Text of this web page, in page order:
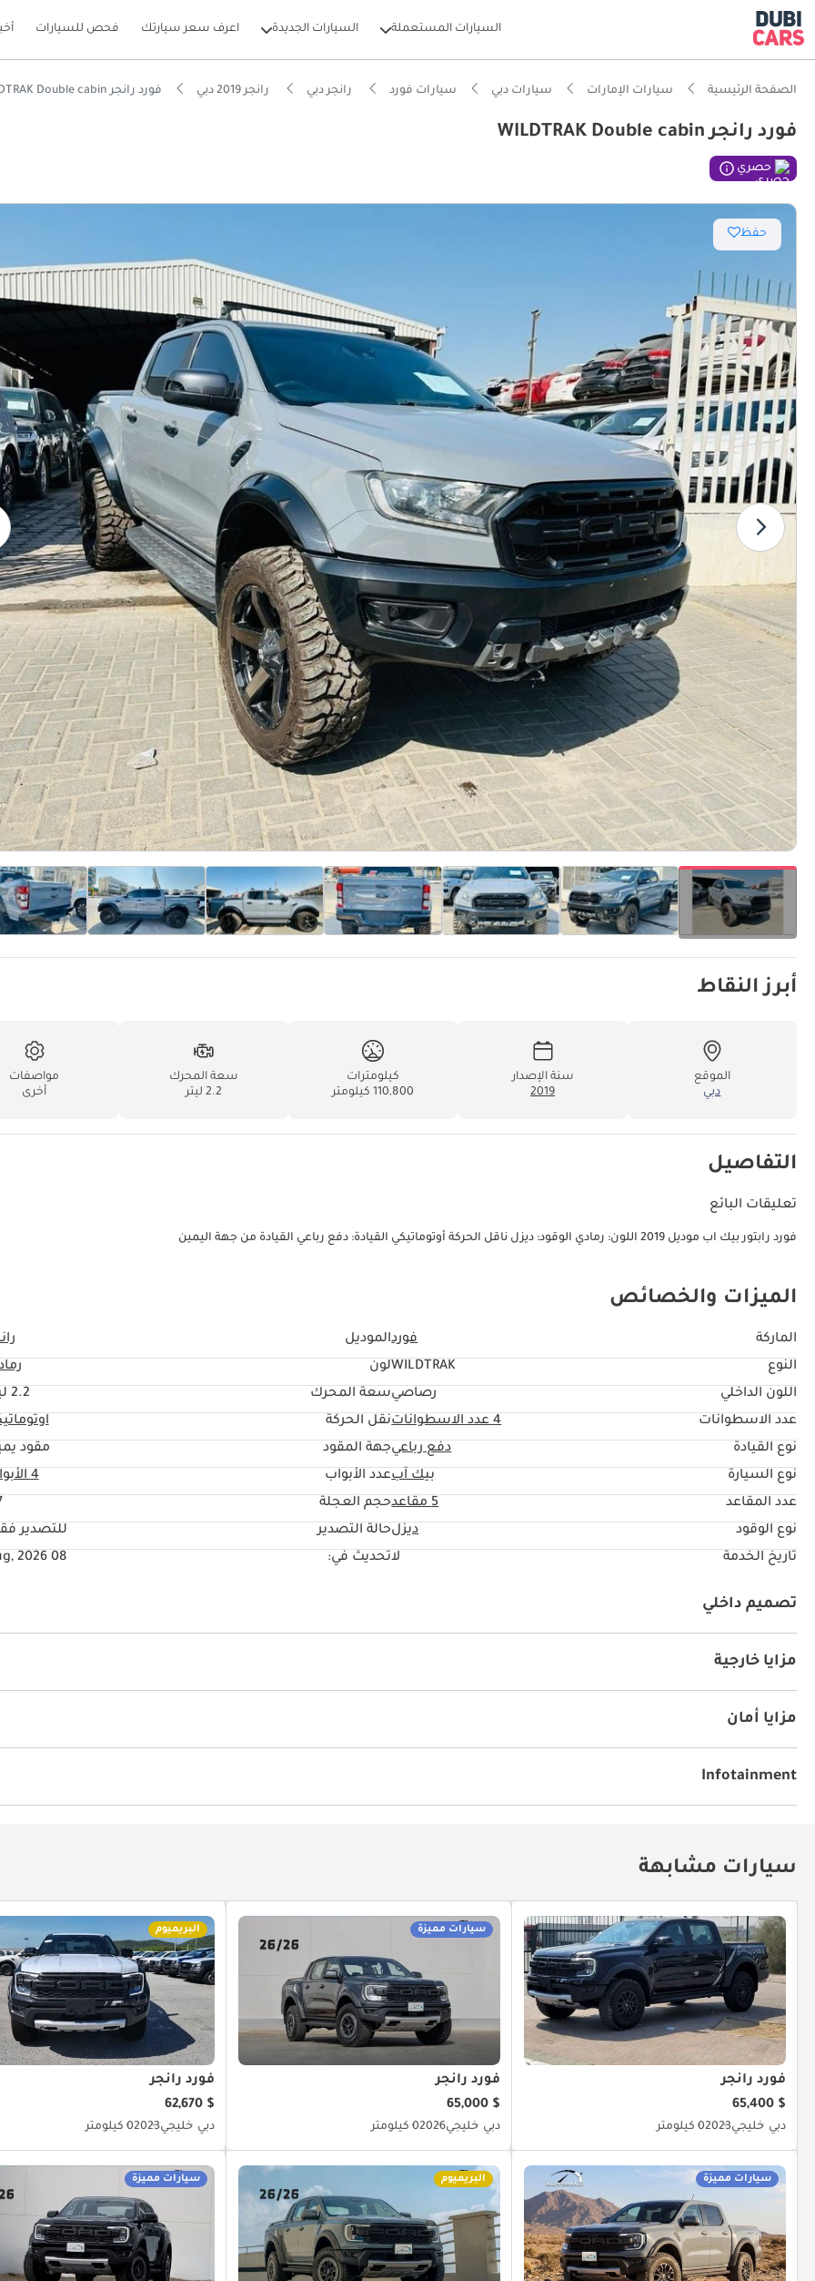
السيارات المستعملة السيارات الجديدة اعرف سعر سيارتك فحص للسيارات
الصفحة الرئيسية سيارات الإمارات سيارات دبي سيارات فورد رانجر دبي رانجر 2019 دبي فورد رانجر WILDTRAK Double cabin
فورد رانجر WILDTRAK Double cabin
حصري
حفظ
أبرز النقاط
الموقع
دبي
سنة الإصدار
2019
كيلومترات
110,800 كيلومتر
سعة المحرك
2.2 ليتر
مواصفات
أخرى
التفاصيل
تعليقات البائع
فورد رابتور بيك اب موديل 2019 اللون: رمادي الوقود: ديزل ناقل الحركة أوتوماتيكي القيادة: دفع رباعي القيادة من جهة اليمين
الميزات والخصائص
الماركة فوردالموديل
النوع
WILDTRAKلون
اللون الداخلي
رصاصيسعة المحرك
2.2 ليتر
عدد الاسطوانات
4عدد الاسطواناتنقل الحركة
نوع القيادة
دفع رباعيجهة المقود
مقود
نوع السيارة
بيك آبعدد الأبواب
4 الأبواب
عدد المقاعد
5 مقاعد حجم العجلة
نوع الوقود
ديزلحالة التصدير
للتصدير
تاريخ الخدمة
لاتحديث في: 08 Aug, 2026
تصميم داخلي
مزايا خارجية
مزايا أمان
Infotainment
سيارات مشابهة
فورد رانجر
$ 65,400
دبي خليجي20230 كيلومتر
سيارات مميزة
فورد رانجر
$ 65,000
دبي خليجي20260 كيلومتر
البريميوم
فورد رانجر
$ 62,670
دبي خليجي20230 كيلومتر
سيارات مميزة البريميوم سيارات مميزة